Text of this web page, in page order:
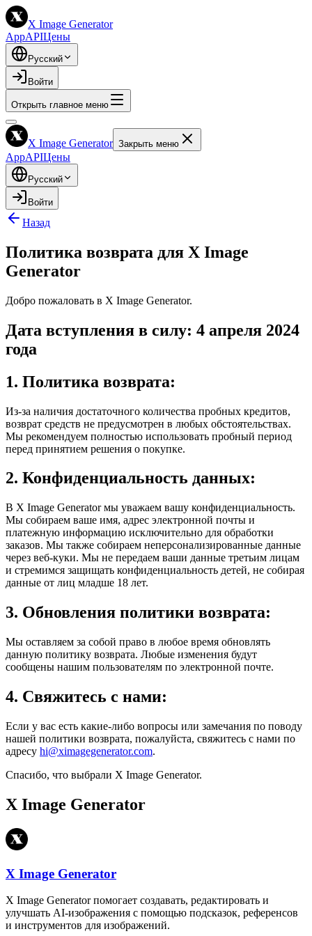
X Image Generator
AppAPIЦены
Русский
Войти
Открыть главное меню
X Image Generator Закрыть меню
AppAPIЦены
Русский
Войти
Назад
Политика возврата для X Image
Generator
Добро пожаловать в X Image Generator.
Дата вступления в силу: 4 апреля 2024
года
1. Политика возврата:
Из-за наличия достаточного количества пробных кредитов,
возврат средств не предусмотрен в любых обстоятельствах.
Мы рекомендуем полностью использовать пробный период
перед принятием решения о покупке.
2. Конфиденциальность данных:
В X Image Generator мы уважаем вашу конфиденциальность.
Мы собираем ваше имя, адрес электронной почты и
платежную информацию исключительно для обработки
заказов. Мы также собираем неперсонализированные данные
через веб-куки. Мы не передаем ваши данные третьим лицам
и стремимся защищать конфиденциальность детей, не собирая
данные от лиц младше 18 лет.
3. Обновления политики возврата:
Мы оставляем за собой право в любое время обновлять
данную политику возврата. Любые изменения будут
сообщены нашим пользователям по электронной почте.
4. Свяжитесь с нами:
Если у вас есть какие-либо вопросы или замечания по поводу
нашей политики возврата, пожалуйста, свяжитесь с нами по
адресу hi@ximagegenerator.com.
Спасибо, что выбрали X Image Generator.
X Image Generator
X Image Generator
X Image Generator помогает создавать, редактировать и
улучшать AI-изображения с помощью подсказок, референсов
и инструментов для изображений.